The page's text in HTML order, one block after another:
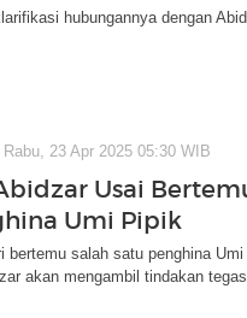
hubungannya dengan
Rabu, 23 Apr 2025 05:30 WIB
Usai
Umi Pipik
bertemu salah satu penghina
akan mengambil tindakan